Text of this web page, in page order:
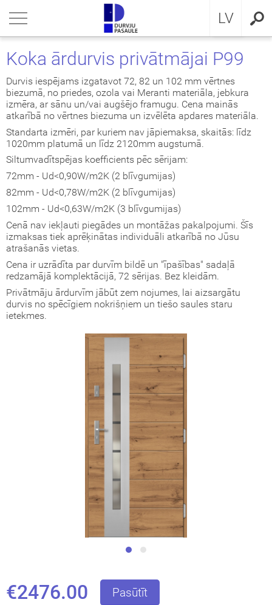
LV
RU
Koka ārdurvis privātmājai P99
Durvis iespējams izgatavot 72, 82 un 102 mm vērtnes
biezumā, no priedes, ozola vai Meranti materiāla, jebkura
izmēra, ar sānu un/vai augšējo framugu. Cena mainās
atkarībā no vērtnes biezuma un izvēlēta apdares materiāla.
Standarta izmēri, par kuriem nav jāpiemaksa, skaitās: līdz
1020mm platumā un līdz 2120mm augstumā.
Siltumvadītspējas koefficients pēc sērijam:
72mm - Ud<0,90W/m2K (2 blīvgumijas)
82mm - Ud<0,78W/m2K (2 blīvgumijas)
102mm - Ud<0,63W/m2K (3 blīvgumijas)
Cenā nav iekļauti piegādes un montāžas pakalpojumi. Šīs
izmaksas tiek aprēķinātas individuāli atkarībā no Jūsu
atrašanās vietas.
Cena ir uzrādīta par durvīm bildē un "īpašības" sadaļā
redzamājā komplektācijā, 72 sērijas. Bez kleidām.
Privātmāju ārdurvīm jābūt zem nojumes, lai aizsargātu
durvis no spēcīgiem nokrišņiem un tiešo saules staru
ietekmes.
€2476.00 Pasūtīt
PRIVĀTMĀJAI
TAPETES
kolekcija
durvis dzīvoklim
ārdurvis dzīvoklim
ārdurvis ar MDF
ārdurvis
64mm
ārdurvis
GLASS
INOX
CLASSIC
MODERN
izpildījuma durvis
klasika
UN STANDARD durvis
kolekcija
kolekcija
durvis
durvis
durvis (durvis-grāmatiņa)
politika
politika